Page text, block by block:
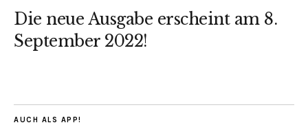
Die neue Ausgabe erscheint am 8.
September 2022!
AUCH ALS APP!